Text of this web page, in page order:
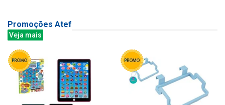
Promoções Atef
Veja mais